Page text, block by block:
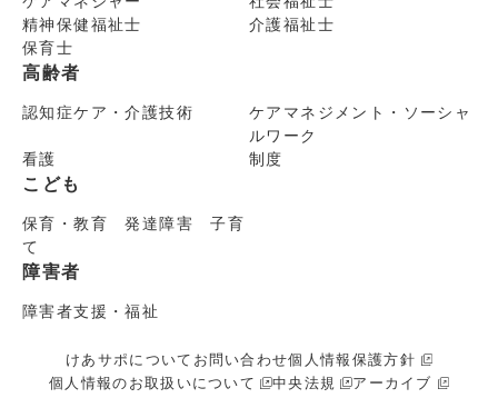
精神保健福祉士
介護福祉士
保育士
高齢者
認知症ケア・介護技術
ケアマネジメント・ソーシャ
ルワーク
看護
制度
こども
保育・教育 発達障害 子育
て
障害者
障害者支援・福祉
けあサポについて お問い合わせ個人情報保護方針
個人情報のお取扱いについて
中央法規 アーカイブ